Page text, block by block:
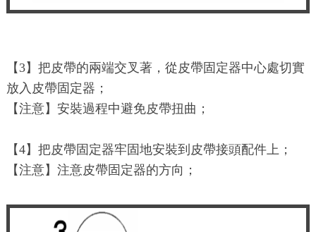
【3】把皮帶的兩端交叉著，從皮帶固定器中心處切實
放入皮帶固定器；
【注意】安裝過程中避免皮帶扭曲；
【4】把皮帶固定器牢固地安裝到皮帶接頭配件上；
【注意】注意皮帶固定器的方向；